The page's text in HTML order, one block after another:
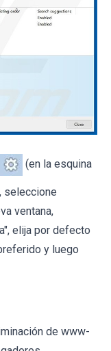
(en la esquina
seleccione
ventana,
elija por defecto
y luego
de www-